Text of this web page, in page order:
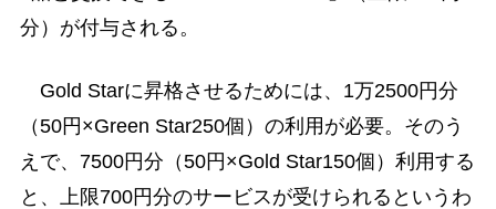
分）が付与される。
Gold Starに昇格させるためには、1万2500円分
（50円×Green Star250個）の利用が必要。そのう
えで、7500円分（50円×Gold Star150個）利用する
と、上限700円分のサービスが受けられるというわ